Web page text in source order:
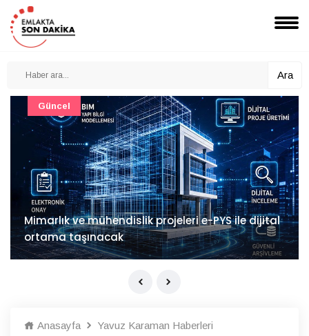
Ara
Mimarlık ve mühendislik projeleri e-PYS ile dijital
ortama taşınacak
Güncel
Anasayfa
Yavuz Karaman Haberleri